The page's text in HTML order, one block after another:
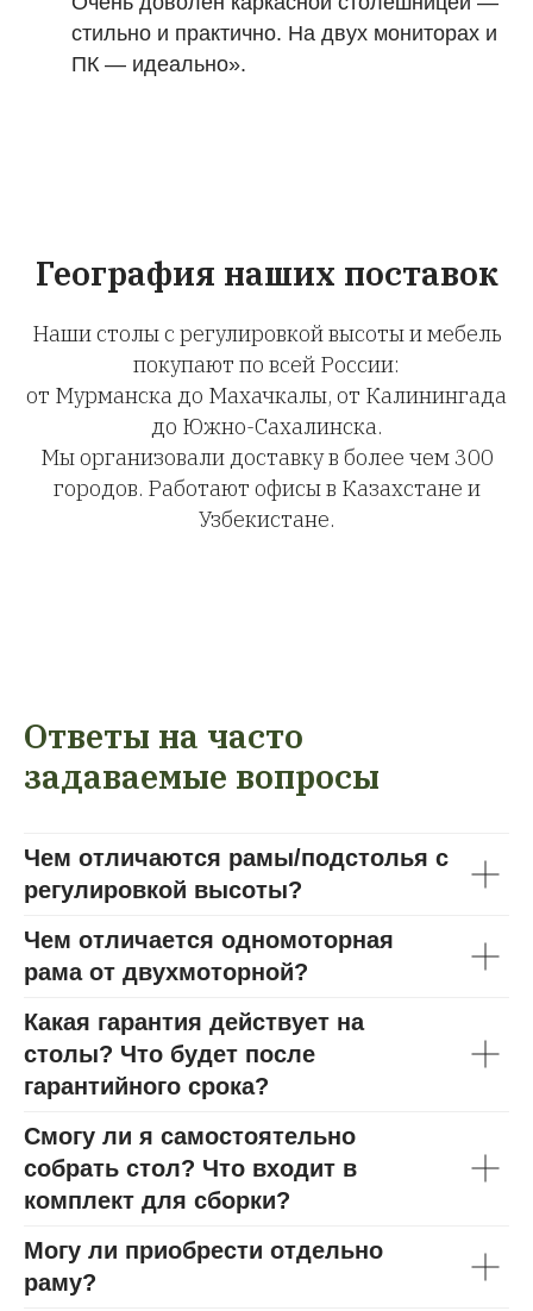
стильно и практично. На двух мониторах и
ПК — идеально».
География наших поставок
Наши столы с регулировкой высоты и мебель
покупают по всей России:
от Мурманска до Махачкалы, от Калинингада
до Южно-Сахалинска.
Мы организовали доставку в более чем 300
городов. Работают офисы в Казахстане и
Узбекистане.
Ответы на часто
задаваемые вопросы
Чем отличаются рамы/подстолья с
регулировкой высоты?
Чем отличается одномоторная
рама от двухмоторной?
Какая гарантия действует на
столы? Что будет после
гарантийного срока?
Смогу ли я самостоятельно
собрать стол? Что входит в
комплект для сборки?
Могу ли приобрести отдельно
раму?